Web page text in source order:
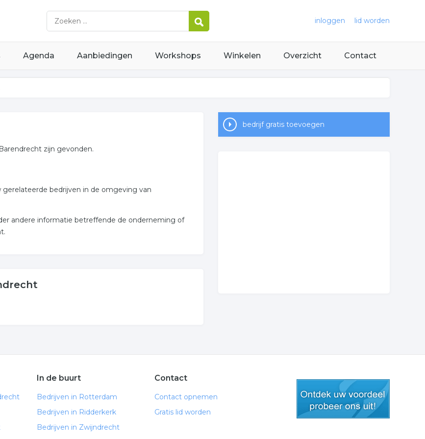
inloggen lid worden
Agenda Aanbiedingen Workshops Winkelen Overzicht Contact
zijn gevonden.
bedrijven in de omgeving van
andere informatie betreffende de onderneming of
bedrijf gratis toevoegen
In de buurt
Bedrijven in Rotterdam
Bedrijven in Ridderkerk
Bedrijven in Zwijndrecht
Contact
Contact opnemen
Gratis lid worden